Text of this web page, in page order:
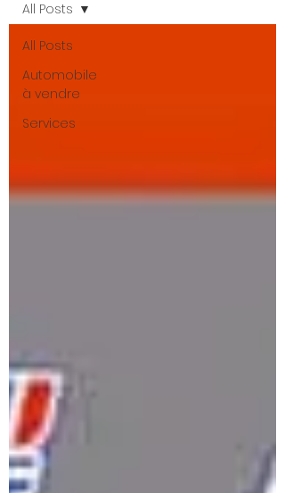
All Posts
Automobile
à vendre
Services
All Posts